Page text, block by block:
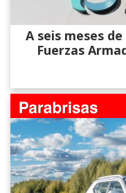
A seis meses
Fuerzas